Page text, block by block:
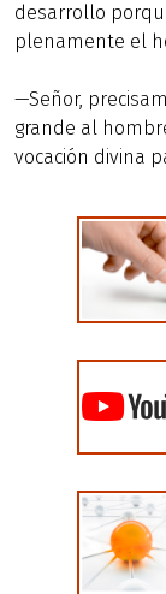
desarrollo
plenamente el
—Señor,
grande al
vocación divina